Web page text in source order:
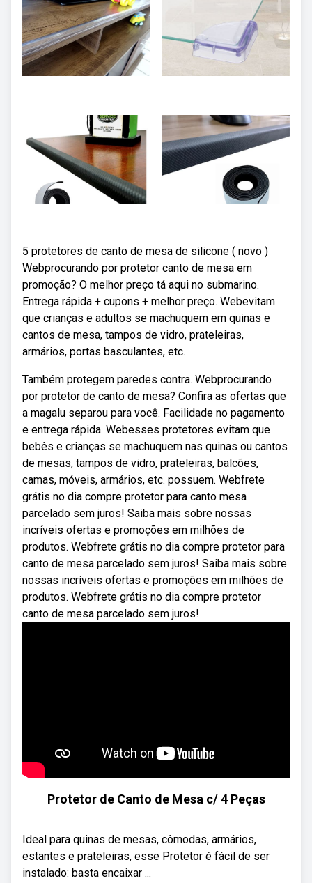
5 protetores de canto de mesa de silicone ( novo )
Webprocurando por protetor canto de mesa em
promoção? O melhor preço tá aqui no submarino.
Entrega rápida + cupons + melhor preço. Webevitam
que crianças e adultos se machuquem em quinas e
cantos de mesa, tampos de vidro, prateleiras,
armários, portas basculantes, etc.
Também protegem paredes contra. Webprocurando
por protetor de canto de mesa? Confira as ofertas que
a magalu separou para você. Facilidade no pagamento
e entrega rápida. Webesses protetores evitam que
bebês e crianças se machuquem nas quinas ou cantos
de mesas, tampos de vidro, prateleiras, balcões,
camas, móveis, armários, etc. possuem. Webfrete
grátis no dia compre protetor para canto mesa
parcelado sem juros! Saiba mais sobre nossas
incríveis ofertas e promoções em milhões de
produtos. Webfrete grátis no dia compre protetor para
canto de mesa parcelado sem juros! Saiba mais sobre
nossas incríveis ofertas e promoções em milhões de
produtos. Webfrete grátis no dia compre protetor
canto de mesa parcelado sem juros!
Protetor de Canto de Mesa c/ 4 Peças
Ideal para quinas de mesas, cômodas, armários,
estantes e prateleiras, esse Protetor é fácil de ser
instalado: basta encaixar ...